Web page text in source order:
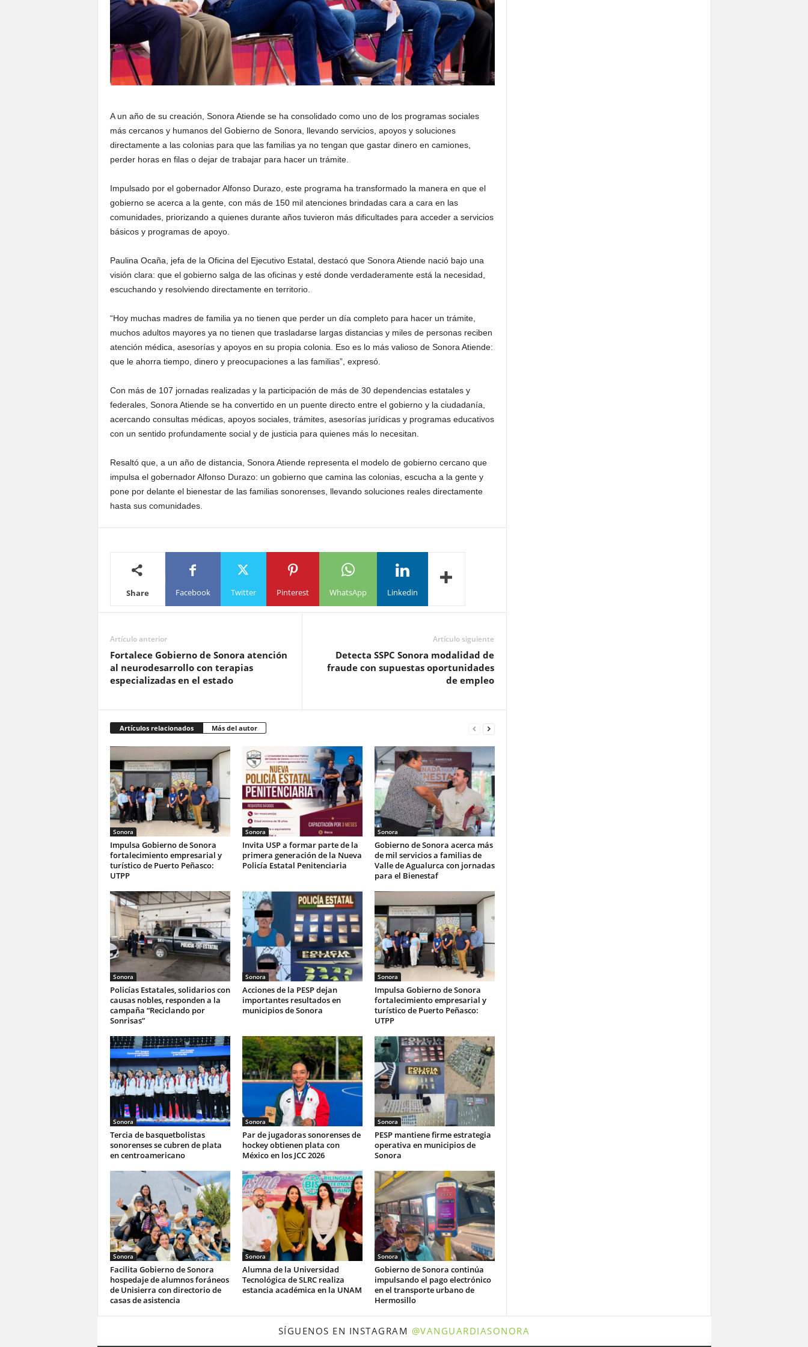
A un año de su creación, Sonora Atiende se ha consolidado como uno de los programas sociales
más cercanos y humanos del Gobierno de Sonora, llevando servicios, apoyos y soluciones
directamente a las colonias para que las familias ya no tengan que gastar dinero en camiones,
perder horas en filas o dejar de trabajar para hacer un trámite.
Impulsado por el gobernador Alfonso Durazo, este programa ha transformado la manera en que el
gobierno se acerca a la gente, con más de 150 mil atenciones brindadas cara a cara en las
comunidades, priorizando a quienes durante años tuvieron más dificultades para acceder a servicios
básicos y programas de apoyo.
Paulina Ocaña, jefa de la Oficina del Ejecutivo Estatal, destacó que Sonora Atiende nació bajo una
visión clara: que el gobierno salga de las oficinas y esté donde verdaderamente está la necesidad,
escuchando y resolviendo directamente en territorio.
“Hoy muchas madres de familia ya no tienen que perder un día completo para hacer un trámite,
muchos adultos mayores ya no tienen que trasladarse largas distancias y miles de personas reciben
atención médica, asesorías y apoyos en su propia colonia. Eso es lo más valioso de Sonora Atiende:
que le ahorra tiempo, dinero y preocupaciones a las familias”, expresó.
Con más de 107 jornadas realizadas y la participación de más de 30 dependencias estatales y
federales, Sonora Atiende se ha convertido en un puente directo entre el gobierno y la ciudadanía,
acercando consultas médicas, apoyos sociales, trámites, asesorías jurídicas y programas educativos
con un sentido profundamente social y de justicia para quienes más lo necesitan.
Resaltó que, a un año de distancia, Sonora Atiende representa el modelo de gobierno cercano que
impulsa el gobernador Alfonso Durazo: un gobierno que camina las colonias, escucha a la gente y
pone por delante el bienestar de las familias sonorenses, llevando soluciones reales directamente
hasta sus comunidades.
Share Facebook Twitter Pinterest WhatsApp Linkedin
Artículo anterior
Fortalece Gobierno de Sonora atención
al neurodesarrollo con terapias
especializadas en el estado
Artículo siguiente
Detecta SSPC Sonora modalidad de
fraude con supuestas oportunidades
de empleo
Artículos relacionados Más del autor
Sonora
Impulsa Gobierno de Sonora
fortalecimiento empresarial y
turístico de Puerto Peñasco:
UTPP
Sonora
Invita USP a formar parte de la
primera generación de la Nueva
Policía Estatal Penitenciaria
Sonora
Gobierno de Sonora acerca más
de mil servicios a familias de
Valle de Agualurca con jornadas
para el Bienestaf
Sonora
Policías Estatales, solidarios con
causas nobles, responden a la
campaña “Reciclando por
Sonrisas”
Sonora
Acciones de la PESP dejan
importantes resultados en
municipios de Sonora
Sonora
Impulsa Gobierno de Sonora
fortalecimiento empresarial y
turístico de Puerto Peñasco:
UTPP
Sonora
Tercia de basquetbolistas
sonorenses se cubren de plata
en centroamericano
Sonora
Par de jugadoras sonorenses de
hockey obtienen plata con
México en los JCC 2026
Sonora
PESP mantiene firme estrategia
operativa en municipios de
Sonora
Sonora
Facilita Gobierno de Sonora
hospedaje de alumnos foráneos
de Unisierra con directorio de
casas de asistencia
Sonora
Alumna de la Universidad
Tecnológica de SLRC realiza
estancia académica en la UNAM
Sonora
Gobierno de Sonora continúa
impulsando el pago electrónico
en el transporte urbano de
Hermosillo
SÍGUENOS EN INSTAGRAM @VANGUARDIASONORA